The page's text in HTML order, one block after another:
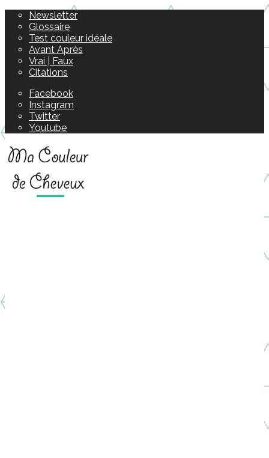
Newsletter
Glossaire
Test couleur idéale
Avant Après
Vrai | Faux
Citations
Facebook
Instagram
Twitter
Youtube